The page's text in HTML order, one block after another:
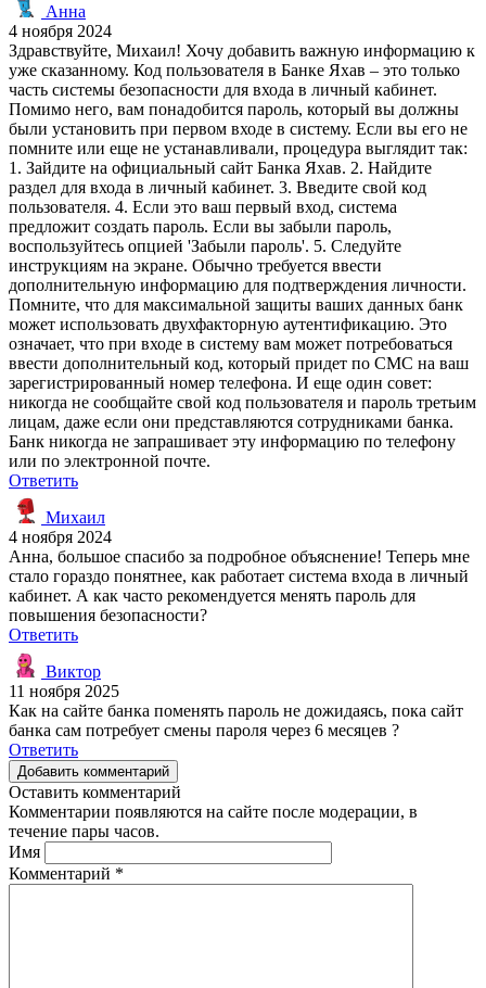
Анна
4 ноября 2024
Здравствуйте, Михаил! Хочу добавить важную информацию к
уже сказанному. Код пользователя в Банке Яхав – это только
часть системы безопасности для входа в личный кабинет.
Помимо него, вам понадобится пароль, который вы должны
были установить при первом входе в систему. Если вы его не
помните или еще не устанавливали, процедура выглядит так:
1. Зайдите на официальный сайт Банка Яхав. 2. Найдите
раздел для входа в личный кабинет. 3. Введите свой код
пользователя. 4. Если это ваш первый вход, система
предложит создать пароль. Если вы забыли пароль,
воспользуйтесь опцией 'Забыли пароль'. 5. Следуйте
инструкциям на экране. Обычно требуется ввести
дополнительную информацию для подтверждения личности.
Помните, что для максимальной защиты ваших данных банк
может использовать двухфакторную аутентификацию. Это
означает, что при входе в систему вам может потребоваться
ввести дополнительный код, который придет по СМС на ваш
зарегистрированный номер телефона. И еще один совет:
никогда не сообщайте свой код пользователя и пароль третьим
лицам, даже если они представляются сотрудниками банка.
Банк никогда не запрашивает эту информацию по телефону
или по электронной почте.
Ответить
Михаил
4 ноября 2024
Анна, большое спасибо за подробное объяснение! Теперь мне
стало гораздо понятнее, как работает система входа в личный
кабинет. А как часто рекомендуется менять пароль для
повышения безопасности?
Ответить
Виктор
11 ноября 2025
Как на сайте банка поменять пароль не дожидаясь, пока сайт
банка сам потребует смены пароля через 6 месяцев ?
Ответить
Добавить комментарий
Оставить комментарий
Комментарии появляются на сайте после модерации, в
течение пары часов.
Имя
Комментарий *